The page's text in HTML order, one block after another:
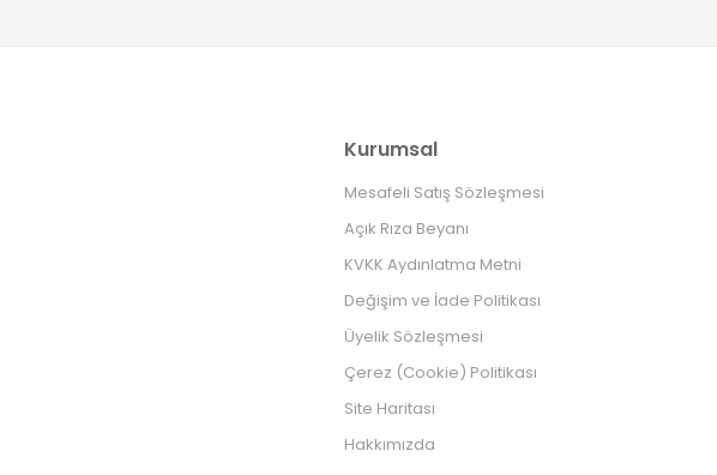
Kurumsal
Mesafeli Satış Sözleşmesi
Açık Rıza Beyanı
KVKK Aydınlatma Metni
Değişim ve İade Politikası
Üyelik Sözleşmesi
Çerez (Cookie) Politikası
Site Haritası
Hakkımızda